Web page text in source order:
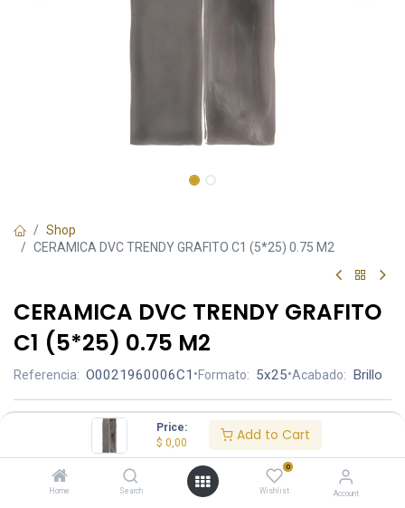
Price:
$ 0,00 Add to Cart
Home Search
0
Wishlist Account
Shop
CERAMICA DVC TRENDY GRAFITO C1 (5*25) 0.75 M2
CERAMICA DVC TRENDY GRAFITO
C1 (5*25) 0.75 M2
Referencia: O0021960006C1 •Formato: 5x25•Acabado: Brillo